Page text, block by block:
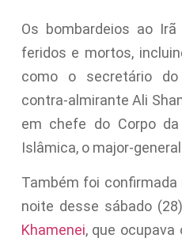
Os bombardeios ao
feridos e mortos,
como o secretário do
contra-almirante Ali
em chefe do Corpo da
Islâmica, o major-
Também foi confirmada
noite desse sábado (28)
Khamenei, que